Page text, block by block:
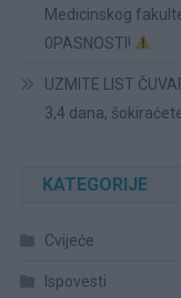
Medicinskog
0PASNOSTI!
UZMITE LIST
3,4 dana,
KATEGORIJE
Cvijeće
Ispovesti